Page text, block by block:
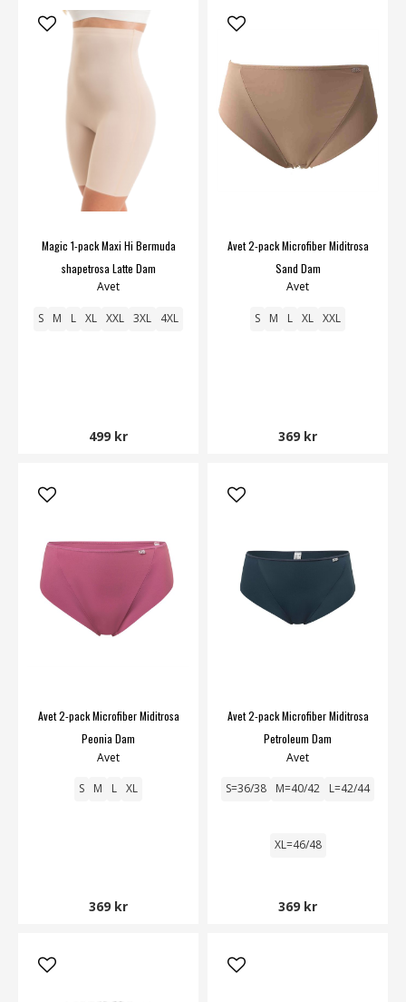
Magic 1-pack Maxi Hi Bermuda
shapetrosa Latte Dam
Avet
S M L XL XXL 3XL 4XL
499 kr
Avet 2-pack Microfiber Miditrosa
Sand Dam
Avet
S M L XL XXL
369 kr
Avet 2-pack Microfiber Miditrosa
Peonia Dam
Avet
S M L XL
369 kr
Avet 2-pack Microfiber Miditrosa
Petroleum Dam
Avet
S=36/38 M=40/42 L=42/44
XL=46/48
369 kr